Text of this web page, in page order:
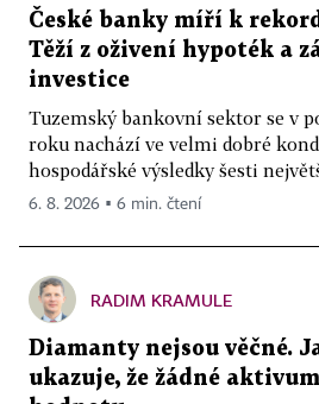
České banky míří k
Těží z oživení hypoték a
investice
Tuzemský bankovní sektor se v
roku nachází ve velmi dobré
hospodářské výsledky šesti
6. 8. 2026 ▪ 6 min. čtení
RADIM KRAMULE
Diamanty nejsou věčné.
ukazuje, že žádné